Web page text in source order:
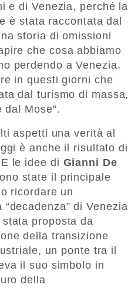
e di Venezia, perché la
è stata raccontata dal
storia di omissioni
che cosa abbiamo
perdendo a Venezia.
in questi giorni che
dal turismo di massa,
Mose”.
aspetti una verità al
è anche il risultato di
le idee di Gianni De
state il principale
ricordare un
di Venezia
proposta da
della transizione
un ponte tra il
il suo simbolo in
della